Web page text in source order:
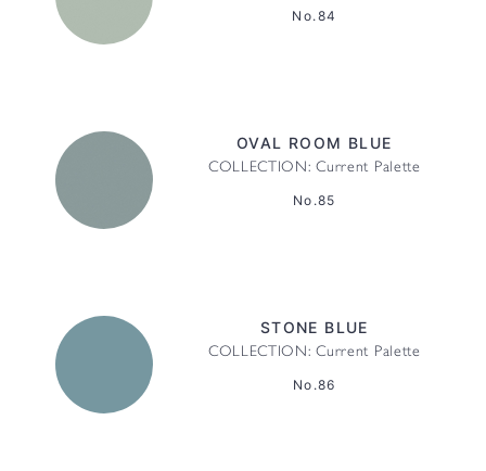
No.84
OVAL ROOM BLUE
COLLECTION: Current Palette
No.85
STONE BLUE
COLLECTION: Current Palette
No.86